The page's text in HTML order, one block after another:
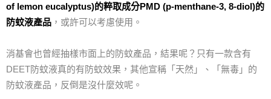
of lemon eucalyptus)的粹取成分PMD (p-menthane-3, 8-diol)的
防蚊液產品 ，或許可以考慮使用。
消基會也曾經抽樣市面上的防蚊產品，結果呢？只有一款含有
DEET防蚊液真的有防蚊效果，其他宣稱「天然」、「無毒」的
防蚊液產品，反倒是沒什麼效呢。